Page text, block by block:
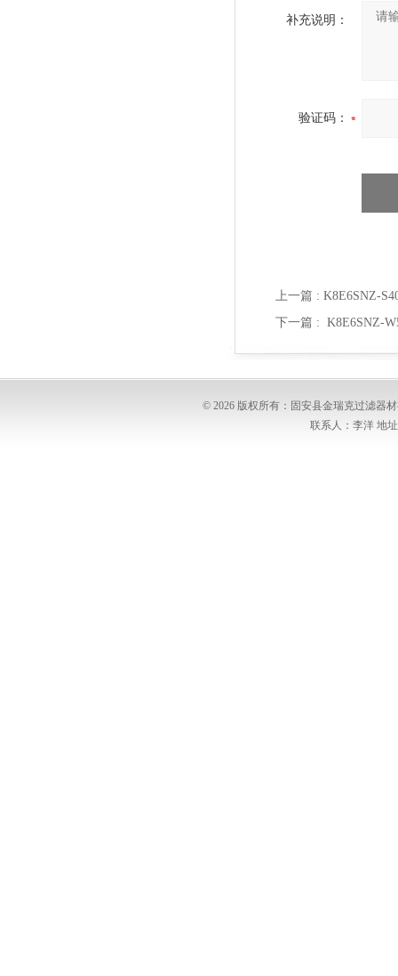
补充说明：
验证码：
上一篇 : K8E6SNZ-
下一篇 : K8E6SNZ-
© 2026 版权所有：固安县金瑞克过滤器
联系人：李洋 地